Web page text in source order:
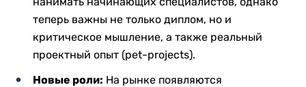
теперь важны не только диплом, но и
критическое мышление, а также реальный
проектный опыт (pet-projects).
Новые роли: На рынке появляются